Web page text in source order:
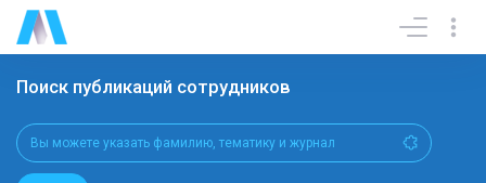
Поиск публикаций сотрудников